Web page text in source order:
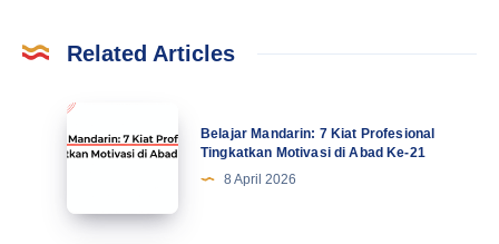
Related Articles
Belajar
Mandarin:
Profesional
Belajar Mandarin: 7 Kiat Profesional
Tingkatkan Motivasi di Abad Ke-21
8 April 2026